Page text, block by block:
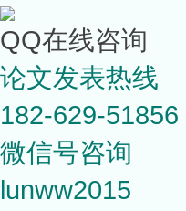
QQ在线咨询
论文发表热线
182-629-51856
微信号咨询
lunww2015